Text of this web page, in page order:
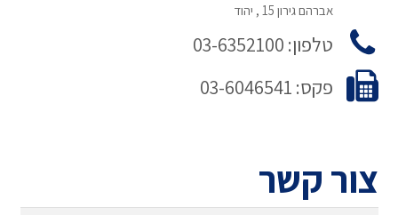
אברהם גירון 15 , יהוד
טלפון: 03-6352100
פקס: 03-6046541
צור קשר